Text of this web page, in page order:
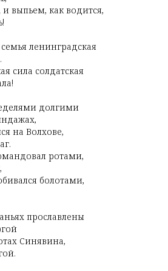
выпьем, как водится,
ленинградская
сила солдатская
долгими
на Волхове,
ротами,
болотами,
прославлены
Синявина,